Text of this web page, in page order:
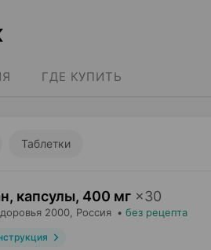
ГДЕ КУПИТЬ
Таблетки
капсулы, 400 мг ×30
2000 , Россия • без рецепта